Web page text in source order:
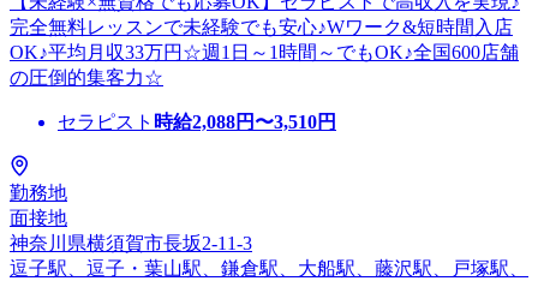
完全無料レッスンで未経験でも安心♪Wワーク&短時間入店
OK♪平均月収33万円☆週1日～1時間～でもOK♪全国600店舗
の圧倒的集客力☆
セラピスト 時給2,088円〜3,510円
勤務地
面接地
神奈川県横須賀市長坂2-11-3
逗子駅、逗子・葉山駅、鎌倉駅、大船駅、藤沢駅、戸塚駅、